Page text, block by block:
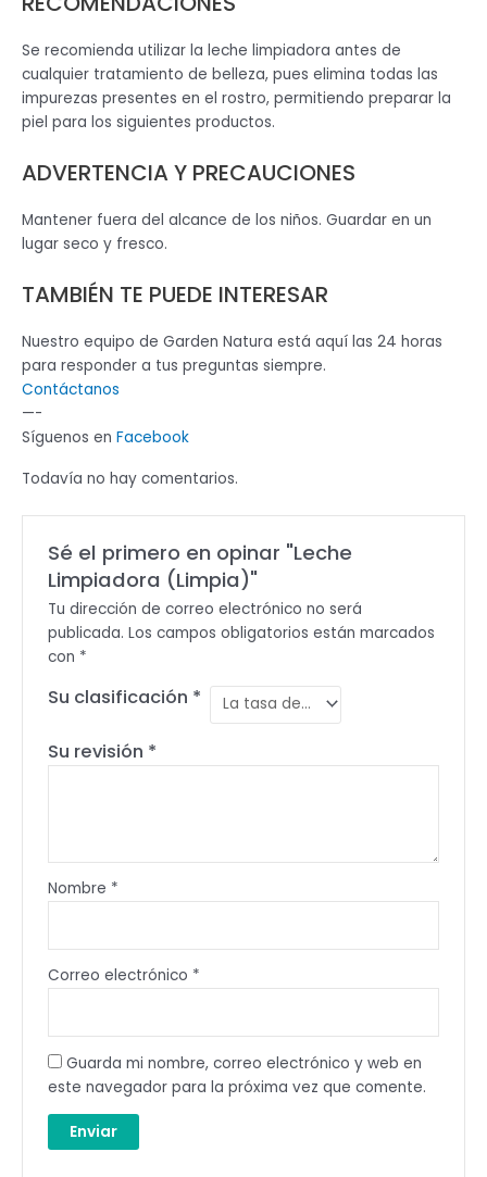
Se recomienda utilizar la leche limpiadora antes de
cualquier tratamiento de belleza, pues elimina todas las
impurezas presentes en el rostro, permitiendo preparar la
piel para los siguientes productos.
ADVERTENCIA Y PRECAUCIONES
Mantener fuera del alcance de los niños. Guardar en un
lugar seco y fresco.
TAMBIÉN TE PUEDE INTERESAR
Nuestro equipo de Garden Natura está aquí las 24 horas
para responder a tus preguntas siempre.
Contáctanos
—-
Síguenos en Facebook
Todavía no hay comentarios.
Sé el primero en opinar "Leche
Limpiadora (Limpia)"
Tu dirección de correo electrónico no será
publicada. Los campos obligatorios están marcados
con *
Su clasificación *
Su revisión *
Nombre *
Correo electrónico *
Guarda mi nombre, correo electrónico y web en
este navegador para la próxima vez que comente.